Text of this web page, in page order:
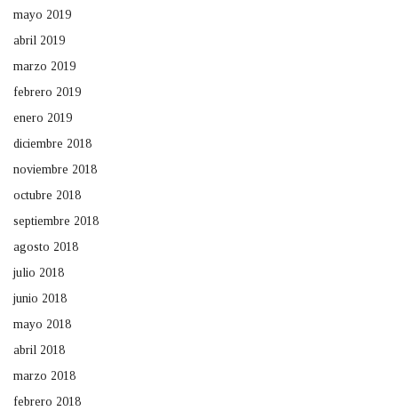
mayo 2019
abril 2019
marzo 2019
febrero 2019
enero 2019
diciembre 2018
noviembre 2018
octubre 2018
septiembre 2018
agosto 2018
julio 2018
junio 2018
mayo 2018
abril 2018
marzo 2018
febrero 2018